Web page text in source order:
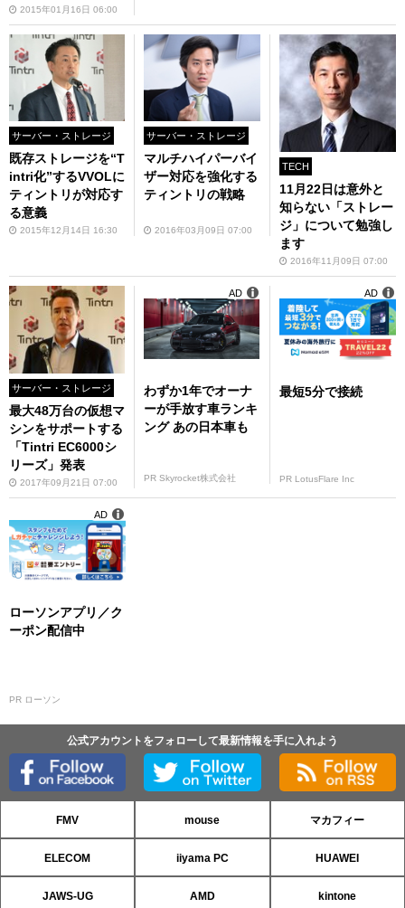
2015年01月16日 06:00
サーバー・ストレージ
既存ストレージを“T
intri化”するVVOLに
ティントリが対応す
る意義
2015年12月14日 16:30
サーバー・ストレージ
マルチハイパーバイ
ザー対応を強化する
ティントリの戦略
2016年03月09日 07:00
TECH
11月22日は意外と
知らない「ストレー
ジ」について勉強し
ます
2016年11月09日 07:00
サーバー・ストレージ
最大48万台の仮想マ
シンをサポートする
「Tintri EC6000シ
リーズ」発表
2017年09月21日 07:00
わずか1年でオーナ
ーが手放す車ランキ
ング あの日本車も
PR Skyrocket株式会社
AD
最短5分で接続
PR LotusFlare Inc
AD
ローソンアプリ／ク
ーポン配信中
PR ローソン
AD
公式アカウントをフォローして最新情報を手に入れよう
FMV mouse マカフィー
ELECOM iiyama PC HUAWEI
JAWS-UG AMD kintone